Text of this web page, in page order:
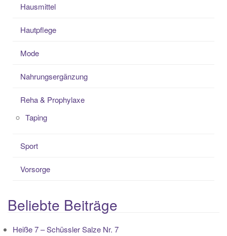
Hausmittel
Hautpflege
Mode
Nahrungsergänzung
Reha & Prophylaxe
Taping
Sport
Vorsorge
Beliebte Beiträge
Heiße 7 – Schüssler Salze Nr. 7